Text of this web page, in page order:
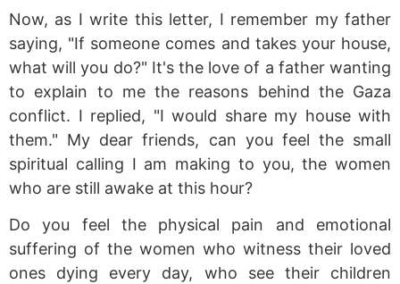
Now, as I write this letter, I remember my father
saying, "If someone comes and takes your house,
what will you do?" It's the love of a father wanting
to explain to me the reasons behind the Gaza
conflict. I replied, "I would share my house with
them." My dear friends, can you feel the small
spiritual calling I am making to you, the women
who are still awake at this hour?
Do you feel the physical pain and emotional
suffering of the women who witness their loved
ones dying every day, who see their children